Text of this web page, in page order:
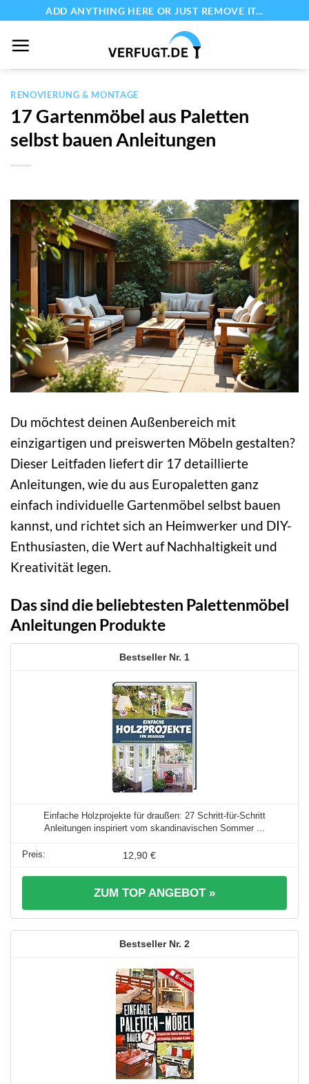
springen
ADD ANYTHING HERE OR JUST REMOVE IT...
RENOVIERUNG & MONTAGE
17 Gartenmöbel aus Paletten
selbst bauen Anleitungen
Du möchtest deinen Außenbereich mit
einzigartigen und preiswerten Möbeln gestalten?
Dieser Leitfaden liefert dir 17 detaillierte
Anleitungen, wie du aus Europaletten ganz
einfach individuelle Gartenmöbel selbst bauen
kannst, und richtet sich an Heimwerker und DIY-
Enthusiasten, die Wert auf Nachhaltigkeit und
Kreativität legen.
Das sind die beliebtesten Palettenmöbel
Anleitungen Produkte
1
Einfache Holzprojekte für draußen: 27 Schritt-für-Schritt
Anleitungen inspiriert vom skandinavischen Sommer ...
12,90 €
ZUM TOP ANGEBOT »
2